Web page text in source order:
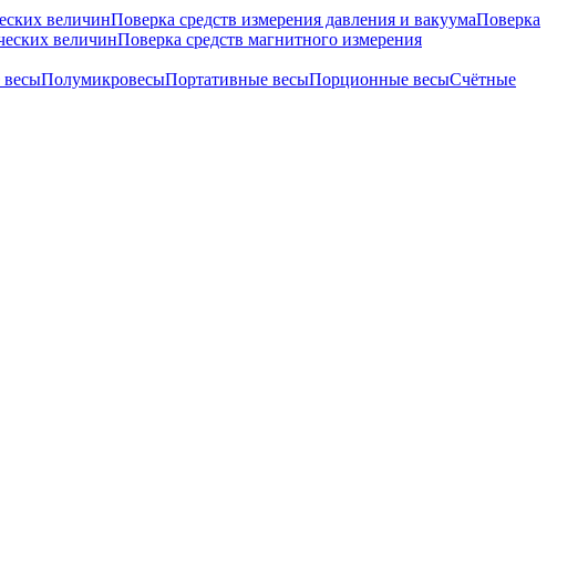
величинПоверка средств измерения давления и вакуумаПоверка
величинПоверка средств магнитного измерения
ПолумикровесыПортативные весыПорционные весыСчётные